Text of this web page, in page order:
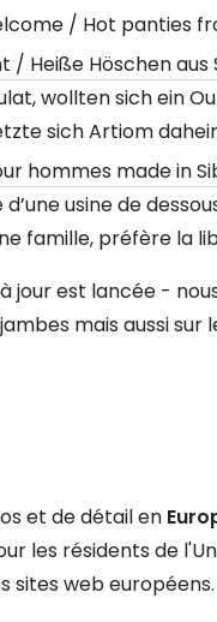
/ Hot panties
/ Heiße Höschen aus
wollten sich ein
sich Artiom
hommes made in
usine de
famille, préfère la
jour est lancée -
mais aussi
et de détail en
les résidents de
sites web européens.